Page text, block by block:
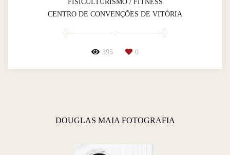
FISICULTURISMO / FITNESS
CENTRO DE CONVENÇÕES DE VITÓRIA
395 0
DOUGLAS MAIA FOTOGRAFIA